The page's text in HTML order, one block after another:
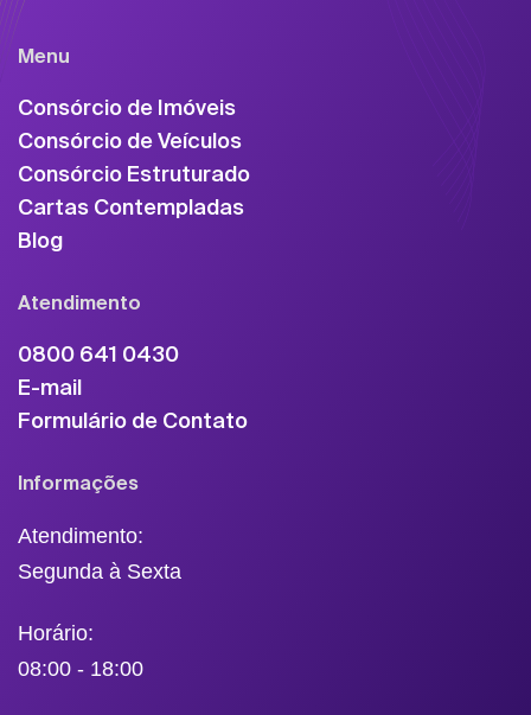
Menu
Consórcio de Imóveis
Consórcio de Veículos
Consórcio Estruturado
Cartas Contempladas
Blog
Atendimento
0800 641 0430
E-mail
Formulário de Contato
Informações
Atendimento:
Segunda à Sexta
Horário:
08:00 - 18:00